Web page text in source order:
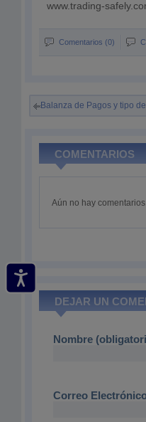
www.trading-
Comentarios (0)
Balanza de Pagos y tipo
COMENTARIOS
Aún no hay comentarios.
DEJAR UN
Nombre
Correo